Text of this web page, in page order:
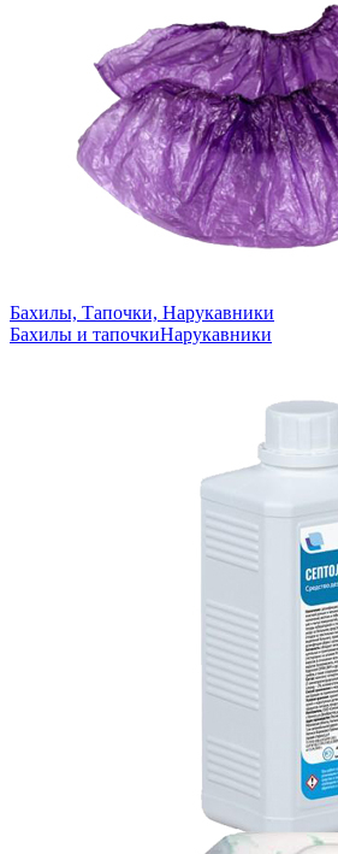
Бахилы, Тапочки, Нарукавники
Бахилы и тапочкиНарукавники